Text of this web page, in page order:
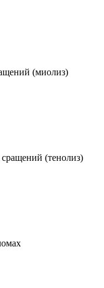
(миолиз)
(тенолиз)